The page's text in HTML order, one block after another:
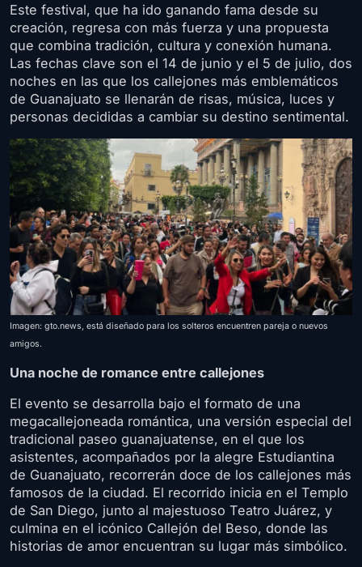
Este festival, que ha ido ganando fama desde su
creación, regresa con más fuerza y una propuesta
que combina tradición, cultura y conexión humana.
Las fechas clave son el 14 de junio y el 5 de julio, dos
noches en las que los callejones más emblemáticos
de Guanajuato se llenarán de risas, música, luces y
personas decididas a cambiar su destino sentimental.
Imagen: gto.news, está diseñado para los solteros encuentren pareja o nuevos
amigos.
Una noche de romance entre callejones
El evento se desarrolla bajo el formato de una
megacallejoneada romántica, una versión especial del
tradicional paseo guanajuatense, en el que los
asistentes, acompañados por la alegre Estudiantina
de Guanajuato, recorrerán doce de los callejones más
famosos de la ciudad. El recorrido inicia en el Templo
de San Diego, junto al majestuoso Teatro Juárez, y
culmina en el icónico Callejón del Beso, donde las
historias de amor encuentran su lugar más simbólico.